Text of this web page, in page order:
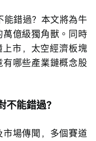
能錯過？本文將為牛
億級獨角獸。同時
市，太空經濟板塊
哪些產業鏈概念股
能錯過？
場傳聞，多個賽道